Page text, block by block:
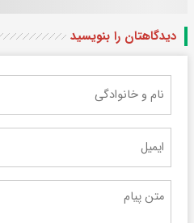
دیدگاهتان را بنویسید